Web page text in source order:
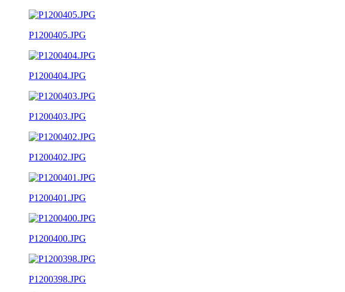
P1200405.JPG
P1200404.JPG
P1200403.JPG
P1200402.JPG
P1200401.JPG
P1200400.JPG
P1200398.JPG